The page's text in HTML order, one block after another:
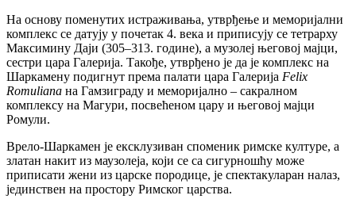
На основу поменутих истраживања, утврђење и меморијални
комплекс се датују у почетак 4. века и приписују се тетрарху
Максимину Даји (305–313. године), а музолеј његовој мајци,
сестри цара Галерија. Такође, утврђено је да је комплекс на
Шаркамену подигнут према палати цара Галерија Felix
Romuliana на Гамзиграду и меморијално – сакралном
комплексу на Магури, посвећеном цару и његовој мајци
Ромули.
Врело-Шаркамен је ексклузиван споменик римске културе, а
златан накит из маузолеја, који се са сигурношћу може
приписати жени из царске породице, је спектакуларан налаз,
јединствен на простору Римског царства.